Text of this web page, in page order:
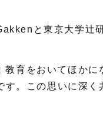
と東京大学辻
育をおいてほか
。この思いに深